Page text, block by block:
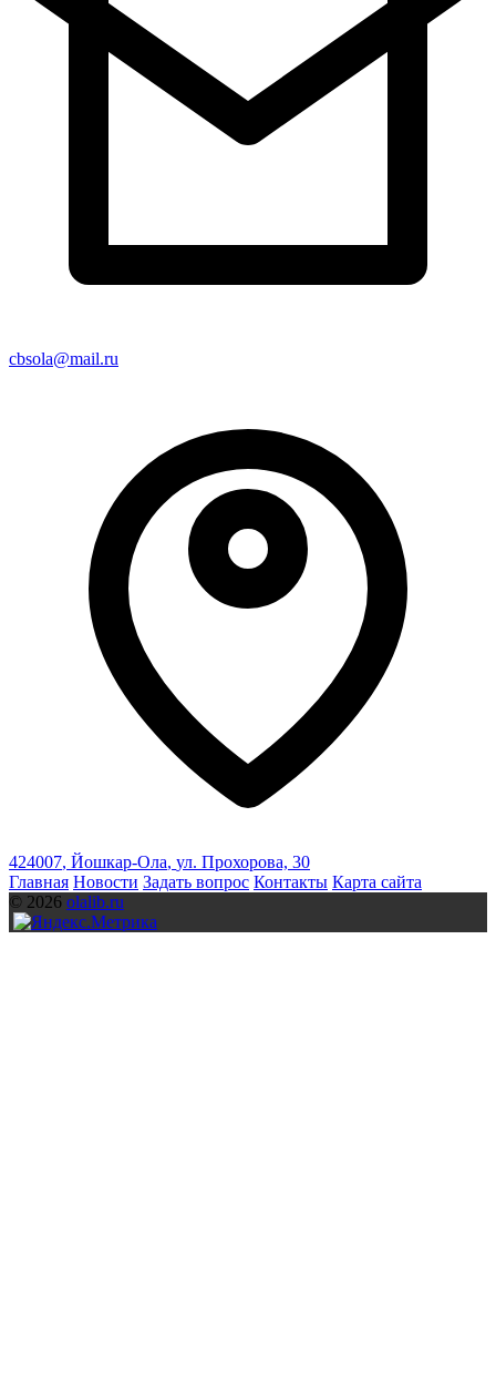
cbsola@mail.ru
424007, Йошкар-Ола, ул. Прохорова, 30
Главная Новости Задать вопрос Контакты Карта сайта
© 2026 olalib.ru